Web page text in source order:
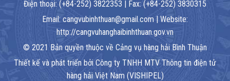
Điện thoại: (+84-252) 3822353 | Fax: (+84-252) 3830315
Email: cangvubinhthuan@gmail.com | Website:
http://cangvuhanghaibinhthuan.gov.vn
© 2021 Bản quyền thuộc về Cảng vụ hàng hải Bình Thuận
Thiết kế và phát triển bởi Công ty TNHH MTV Thông tin điện tử
hàng hải Việt Nam (VISHIPEL)